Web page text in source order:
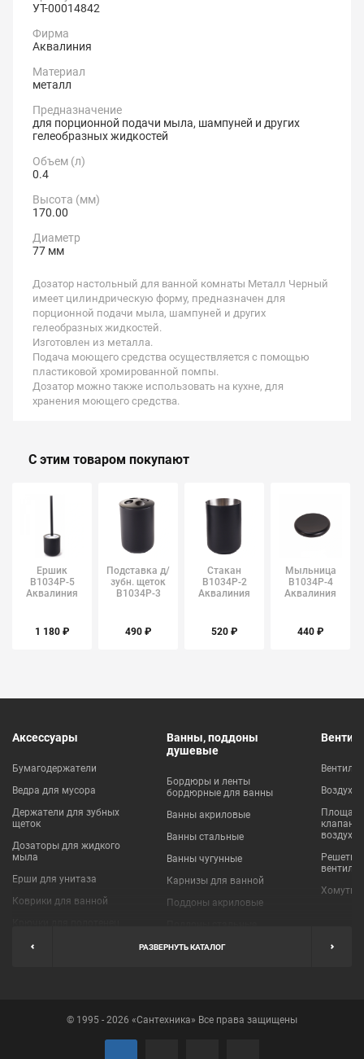
УТ-00014842
Фирма
Аквалиния
Материал
металл
Предназначение
для порционной подачи мыла, шампуней и других
гелеобразных жидкостей
Объем (л)
0.4
Высота (мм)
170.00
Диаметр
77 мм
Дозатор настольный для ванной комнаты Металл Черный
имеет цилиндрическую форму, предназначен для
порционной подачи мыла, шампуней и других
гелеобразных жидкостей.
Изготовлен из металла.
Подача моющего средства осуществляется с помощью
пластиковой хромированной помпы.
Дозатор можно также использовать на кухне, для
хранения моющего средства.
С этим товаром покупают
Ершик
B1034P-5
Аквалиния
1 180 ₽
Подставка д/
зубн. щеток
B1034P-3
490 ₽
Стакан
B1034P-2
Аквалиния
520 ₽
Мыльница
B1034P-4
Аквалиния
440 ₽
Аксессуары
Бумагодержатели
Ведра для мусора
Держатели для зубных
щеток
Дозаторы для жидкого
мыла
Ерши для унитаза
Коврики для ванной
Мыльницы
Полотенцедержатели
Ванны, поддоны
душевые
Бордюры и ленты
бордюрные для ванны
Ванны акриловые
Ванны стальные
Ванны чугунные
Карнизы для ванной
Поддоны акриловые
Пробки для ванн
клапаны
Решетки
Хомуты
РАЗВЕРНУТЬ КАТАЛОГ
© 1995 - 2026 «Сантехника» Все права защищены